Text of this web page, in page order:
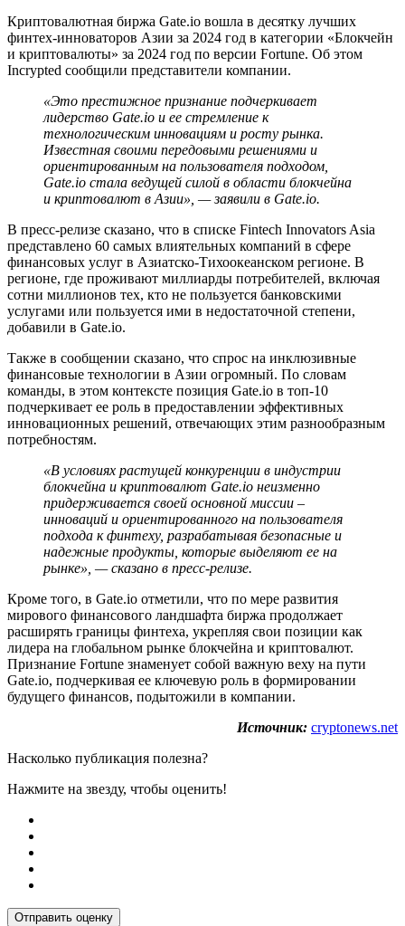
Криптовалютная биржа Gate.io вошла в десятку лучших
финтех-инноваторов Азии за 2024 год в категории «Блокчейн
и криптовалюты» за 2024 год по версии Fortune. Об этом
Incrypted сообщили представители компании.
«Это престижное признание подчеркивает
лидерство Gate.io и ее стремление к
технологическим инновациям и росту рынка.
Известная своими передовыми решениями и
ориентированным на пользователя подходом,
Gate.io стала ведущей силой в области блокчейна
и криптовалют в Азии», — заявили в Gate.io.
В пресс-релизе сказано, что в списке Fintech Innovators Asia
представлено 60 самых влиятельных компаний в сфере
финансовых услуг в Азиатско-Тихоокеанском регионе. В
регионе, где проживают миллиарды потребителей, включая
сотни миллионов тех, кто не пользуется банковскими
услугами или пользуется ими в недостаточной степени,
добавили в Gate.io.
Также в сообщении сказано, что спрос на инклюзивные
финансовые технологии в Азии огромный. По словам
команды, в этом контексте позиция Gate.io в топ-10
подчеркивает ее роль в предоставлении эффективных
инновационных решений, отвечающих этим разнообразным
потребностям.
«В условиях растущей конкуренции в индустрии
блокчейна и криптовалют Gate.io неизменно
придерживается своей основной миссии –
инноваций и ориентированного на пользователя
подхода к финтеху, разрабатывая безопасные и
надежные продукты, которые выделяют ее на
рынке», — сказано в пресс-релизе.
Кроме того, в Gate.io отметили, что по мере развития
мирового финансового ландшафта биржа продолжает
расширять границы финтеха, укрепляя свои позиции как
лидера на глобальном рынке блокчейна и криптовалют.
Признание Fortune знаменует собой важную веху на пути
Gate.io, подчеркивая ее ключевую роль в формировании
будущего финансов, подытожили в компании.
Источник: cryptonews.net
Насколько публикация полезна?
Нажмите на звезду, чтобы оценить!
Отправить оценку